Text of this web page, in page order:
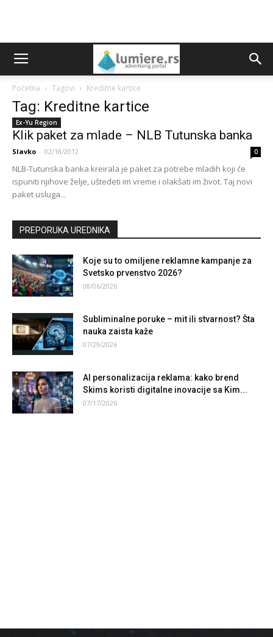
Početna Tagovi Kreditne kartice
Tag: Kreditne kartice
Ex-Yu Region
Klik paket za mlade – NLB Tutunska banka
Slavko - 02/18/2012 0
NLB-Tutunska banka kreirala je paket za potrebe mladih koji će
ispuniti njihove želje, uštedeti im vreme i olakšati im život. Taj novi
paket usluga...
PREPORUKA UREDNIKA
Koje su to omiljene reklamne kampanje za
Svetsko prvenstvo 2026?
08/06/2026
Subliminalne poruke – mit ili stvarnost? Šta
nauka zaista kaže
07/29/2026
AI personalizacija reklama: kako brend
Skims koristi digitalne inovacije sa Kim...
07/17/2026